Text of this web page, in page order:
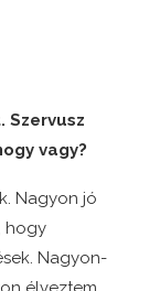
Szervusz
vagy?
Nagyon jó
hogy
Nagyon-